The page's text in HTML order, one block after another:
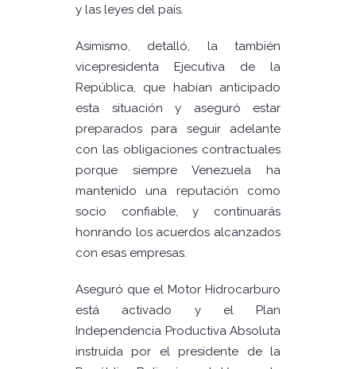
y las leyes del país.
Asimismo, detalló, la también
vicepresidenta Ejecutiva de la
República, que habían anticipado
esta situación y aseguró estar
preparados para seguir adelante
con las obligaciones contractuales
porque siempre Venezuela ha
mantenido una reputación como
socio confiable, y continuarás
honrando los acuerdos alcanzados
con esas empresas.
Aseguró que el Motor Hidrocarburo
está activado y el Plan
Independencia Productiva Absoluta
instruida por el presidente de la